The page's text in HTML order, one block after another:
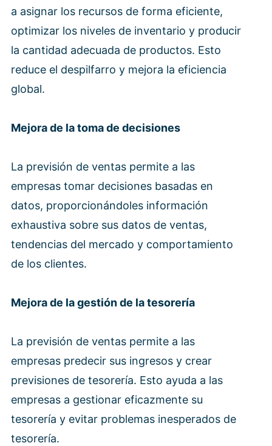
a asignar los recursos de forma eficiente,
optimizar los niveles de inventario y producir
la cantidad adecuada de productos. Esto
reduce el despilfarro y mejora la eficiencia
global.
Mejora de la toma de decisiones
La previsión de ventas permite a las
empresas tomar decisiones basadas en
datos, proporcionándoles información
exhaustiva sobre sus datos de ventas,
tendencias del mercado y comportamiento
de los clientes.
Mejora de la gestión de la tesorería
La previsión de ventas permite a las
empresas predecir sus ingresos y crear
previsiones de tesorería. Esto ayuda a las
empresas a gestionar eficazmente su
tesorería y evitar problemas inesperados de
tesorería.